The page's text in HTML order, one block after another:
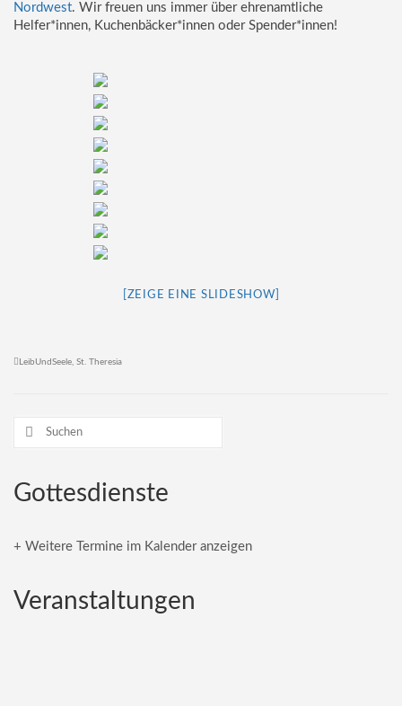
Nordwest. Wir freuen uns immer über ehrenamtliche
Helfer*innen, Kuchenbäcker*innen oder Spender*innen!
[ZEIGE EINE SLIDESHOW]
LeibUndSeele, St. Theresia
Suchen
Gottesdienste
+ Weitere Termine im Kalender anzeigen
Veranstaltungen